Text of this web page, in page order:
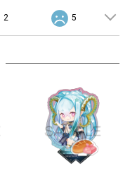
2 5